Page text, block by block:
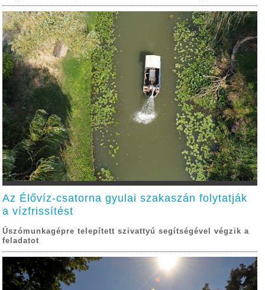
Az Élővíz-csatorna gyulai szakaszán folytatják
a vízfrissítést
Úszómunkagépre telepített szivattyú segítségével végzik a
feladatot